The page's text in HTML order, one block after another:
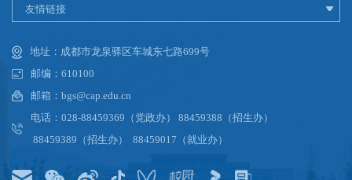
友情链接
地址：成都市龙泉驿区车城东七路699号
邮编：610100
邮箱：bgs@cap.edu.cn
电话：028-88459369（党政办） 88459388（招生办）
88459389（招生办） 88459017（就业办）